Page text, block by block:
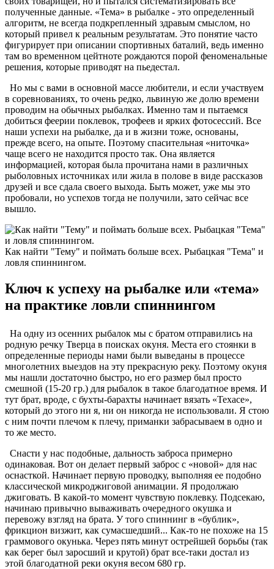
полученные данные. «Тема» в рыбалке - это определенный
алгоритм, не всегда подкрепленный здравым смыслом, но
который привел к реальным результатам. Это понятие часто
фигурирует при описании спортивных баталий, ведь именно
там во временном цейтноте рождаются порой феноменальные
решения, которые приводят на пьедестал.
Но мы с вами в основной массе любители, и если участвуем
в соревнованиях, то очень редко, львиную же долю времени
проводим на обычных рыбалках. Именно там и пытаемся
добиться феерии поклевок, трофеев и ярких фотосессий. Все
наши успехи на рыбалке, да и в жизни тоже, основаны,
прежде всего, на опыте. Поэтому спасительная «ниточка»
чаще всего не находится просто так. Она является
информацией, которая была прочитана нами в различных
рыболовных источниках или жила в полове в виде рассказов
друзей и все сдала своего выхода. Быть может, уже мы это
пробовали, но успехов тогда не получили, зато сейчас все
вышло.
Как найти "Тему" и поймать больше всех. Рыбацкая "Тема" и
ловля спиннингом.
Ключ к успеху на рыбалке или «тема»
на практике ловли спиннингом
На одну из осенних рыбалок мы с братом отправились на
родную речку Тверца в поисках окуня. Места его стоянки в
определенные периоды нами были выведаны в процессе
многолетних выездов на эту прекрасную реку. Поэтому окуня
мы нашли достаточно быстро, но его размер был просто
смешной (15-20 гр.) для рыбалок в такое благодатное время. И
тут брат, вроде, с бухты-барахты начинает вязать «Техасе»,
который до этого ни я, ни он никогда не использовали. Я стою
с ним почти плечом к плечу, приманки забрасываем в одно и
то же место.
Снасти у нас подобные, дальность заброса примерно
одинаковая. Вот он делает первый заброс с «новой» для нас
оснасткой. Начинает первую проводку, выполняя ее подобно
классической микроджиговой анимации. Я продолжаю
джиговать. В какой-то момент чувствую поклевку. Подсекаю,
начинаю привычно вываживать очередного окушка и
перевожу взгляд на брата. У того спиннинг в «бублик»,
фрикцион визжит, как сумасшедший... Как-то не похоже на 15
граммового окунька. Через пять минут острейшей борьбы (так
как берег был заросший и крутой) брат все-таки достал из
этой благодатной реки окуня весом 680 гр.